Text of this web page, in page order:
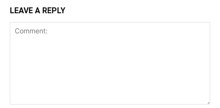
LEAVE A REPLY